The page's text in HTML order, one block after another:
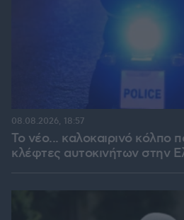
Το νέο... καλοκαιρινό κόλπο
κλέφτες αυτοκινήτων στην
08.08.2026, 18:57